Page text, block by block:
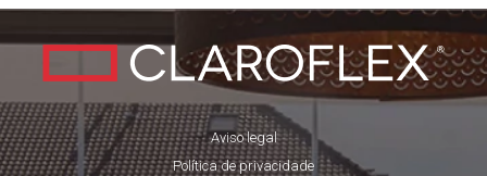
Aviso legal
Política de privacidade